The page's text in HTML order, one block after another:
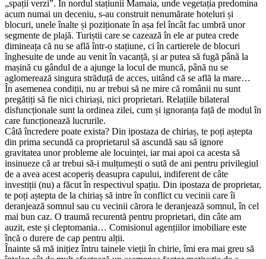
„spații verzi”. În nordul stațiunii Mamaia, unde vegetația predomina
acum numai un deceniu, s-au construit nenumărate hoteluri și
blocuri, unele înalte și poziționate în așa fel încât fac umbră unor
segmente de plajă. Turiștii care se cazează în ele ar putea crede
dimineața că nu se află într-o stațiune, ci în cartierele de blocuri
înghesuite de unde au venit în vacanță, și ar putea să fugă până la
mașină cu gândul de a ajunge la locul de muncă, până nu se
aglomerează singura străduță de acces, uitând că se află la mare…
În asemenea condiții, nu ar trebui să ne mire că românii nu sunt
pregătiți să fie nici chiriași, nici proprietari. Relațiile bilateral
disfuncționale sunt la ordinea zilei, cum și ignoranța față de modul în
care funcționează lucrurile.
Câtă încredere poate exista? Din ipostaza de chiriaș, te poți aștepta
din prima secundă ca proprietarul să ascundă sau să ignore
gravitatea unor probleme ale locuinței, iar mai apoi ca acesta să
insinueze că ar trebui să-i mulțumești o sută de ani pentru privilegiul
de a avea acest acoperiș deasupra capului, indiferent de câte
investiții (nu) a făcut în respectivul spațiu. Din ipostaza de proprietar,
te poți aștepta de la chiriaș să intre în conflict cu vecinii care îi
deranjează somnul sau cu vecinii cărora le deranjează somnul, în cel
mai bun caz. O traumă recurentă pentru proprietari, din câte am
auzit, este și cleptomania… Comisionul agențiilor imobiliare este
încă o durere de cap pentru alții.
Înainte să mă inițiez întru tainele vieții în chirie, îmi era mai greu să